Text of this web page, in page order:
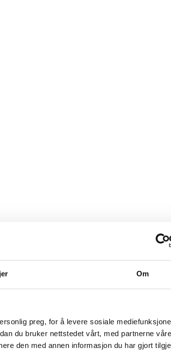
Om
preg, for å levere sosiale
du bruker nettstedet vårt, med partnerne
den med annen informasjon du har gjort